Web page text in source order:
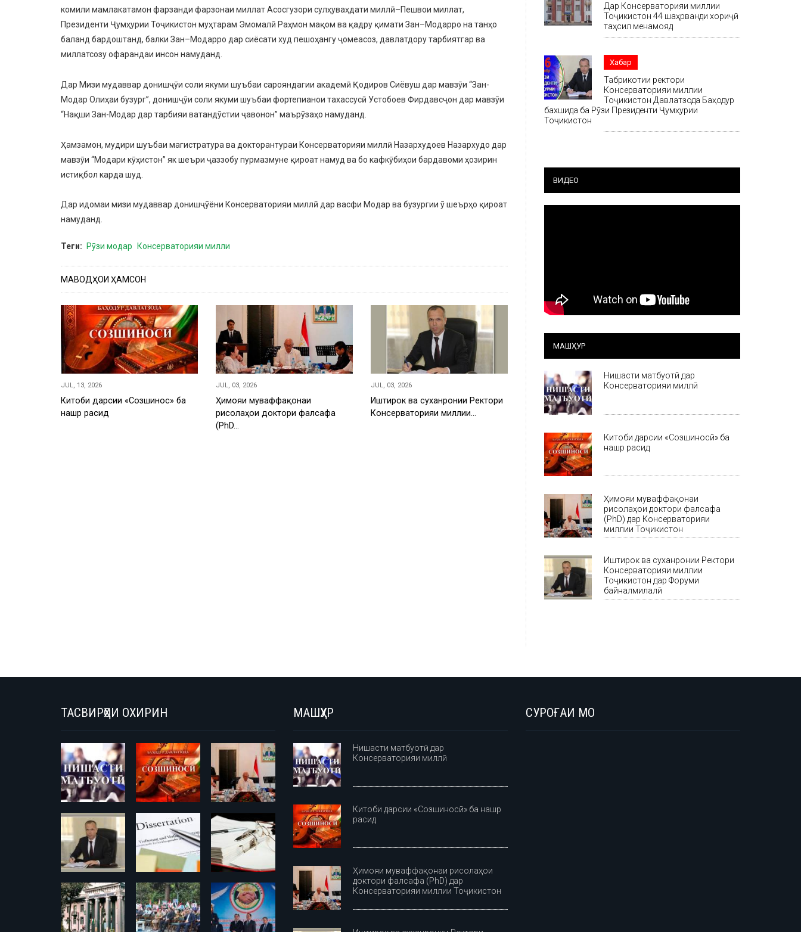
комили мамлакатамон фарзанди фарзонаи миллат Асосгузори сулҳуваҳдати миллӣ–Пешвои миллат,
Президенти Ҷумҳурии Тоҷикистон муҳтарам Эмомалӣ Раҳмон мақом ва қадру қимати Зан–Модарро на танҳо
баланд бардоштанд, балки Зан–Модарро дар сиёсати худ пешоҳангу ҷомеасоз, давлатдору тарбиятгар ва
миллатсозу офарандаи инсон намуданд.
Дар Мизи мудаввар донишҷӯи соли якуми шуъбаи сарояндагии академӣ Қодиров Сиёвуш дар мавзӯи “Зан-
Модар Олиҳаи бузург”, донишҷӯи соли якуми шуъбаи фортепианои тахассусӣ Устобоев Фирдавсҷон дар мавзӯи
“Нақши Зан-Модар дар тарбияи ватандӯстии ҷавонон” маърӯзаҳо намуданд.
Ҳамзамон, мудири шуъбаи магистратура ва докторантураи Консерваторияи миллӣ Назархудоев Назархудо дар
мавзӯи “Модари кӯҳистон” як шеъри ҷаззобу пурмазмуне қироат намуд ва бо кафкӯбиҳои бардавоми ҳозирин
истиқбол карда шуд.
Дар идомаи мизи мудаввар донишҷӯёни Консерваторияи миллӣ дар васфи Модар ва бузургии ӯ шеърҳо қироат
намуданд.
Теги Рӯзи модар Консерваторияи милли
МАВОДҲОИ ҲАМСОН
JUL, 13, 2026
Китоби дарсии «Созшиносӣ» ба
нашр расид
JUL, 03, 2026
Ҳимояи муваффақонаи
рисолаҳои доктори фалсафа
(PhD…
JUL, 03, 2026
Иштирок ва суханронии Ректори
Консерваторияи миллии…
Дар Консерваторияи миллии
Тоҷикистон 44 шаҳрванди хориҷӣ
таҳсил менамояд
Хабар
Табрикотии ректори
Консерваторияи миллии
Тоҷикистон Давлатзода Баҳодур
бахшида ба Рӯзи Президенти Ҷумҳурии
Тоҷикистон
ВИДЕО
МАШҲУР
Нишасти матбуотӣ дар
Консерваторияи миллӣ
Китоби дарсии «Созшиносӣ» ба
нашр расид
Ҳимояи муваффақонаи
рисолаҳои доктори фалсафа
(PhD) дар Консерваторияи
миллии Тоҷикистон
Иштирок ва суханронии Ректори
Консерваторияи миллии
Тоҷикистон дар Форуми
байналмилалӣ
ТАСВИРҲОИ ОХИРИН МАШҲУР
Нишасти матбуотӣ дар
Консерваторияи миллӣ
Китоби дарсии «Созшиносӣ» ба нашр
расид
Ҳимояи муваффақонаи рисолаҳои
доктори фалсафа (PhD) дар
Консерваторияи миллии Тоҷикистон
СУРОҒАИ МО